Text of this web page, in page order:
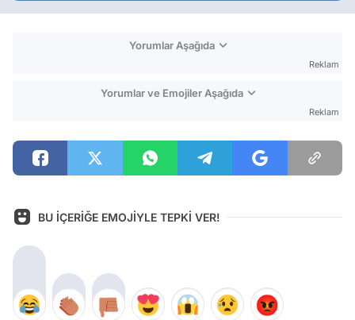
Yorumlar Aşağıda
Reklam
Yorumlar ve Emojiler Aşağıda
Reklam
BU İÇERİĞE EMOJİYLE TEPKİ VER!